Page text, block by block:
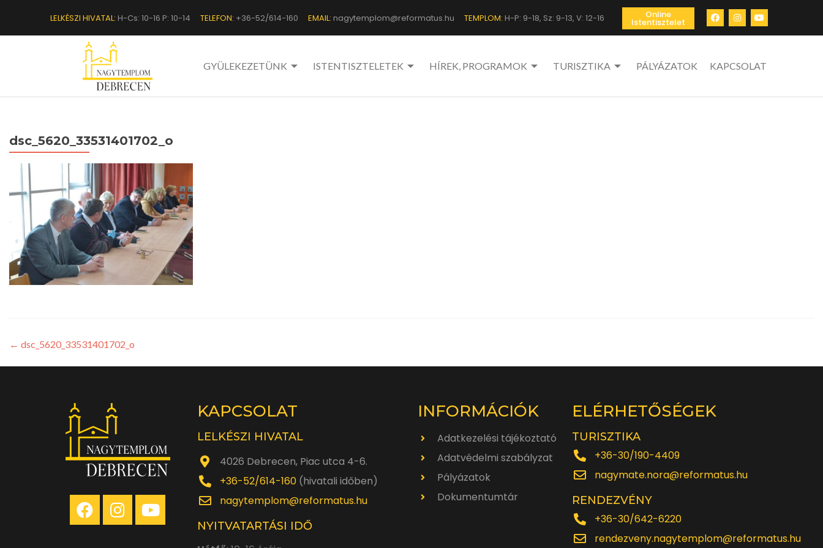
LELKÉSZI HIVATAL: H-Cs: 10-16 P: 10-14 TELEFON: +36-52/614-160 EMAIL: nagytemplom@reformatus.hu TEMPLOM: H-P: 9-18, Sz: 9-13, V: 12-16 Online
Istentisztelet
GYÜLEKEZETÜNK ISTENTISZTELETEK HÍREK, PROGRAMOK TURISZTIKA PÁLYÁZATOK KAPCSOLAT
dsc_5620_33531401702_o
← dsc_5620_33531401702_o
KAPCSOLAT
LELKÉSZI HIVATAL
4026 Debrecen, Piac utca 4-6.
+36-52/614-160 (hivatali időben)
nagytemplom@reformatus.hu
NYITVATARTÁSI IDŐ
INFORMÁCIÓK
Adatkezelési tájékoztató
Adatvédelmi szabályzat
Pályázatok
Dokumentumtár
ELÉRHETŐSÉGEK
TURISZTIKA
+36-30/190-4409
nagymate.nora@reformatus.hu
RENDEZVÉNY
+36-30/642-6220
rendezveny.nagytemplom@reformatus.hu